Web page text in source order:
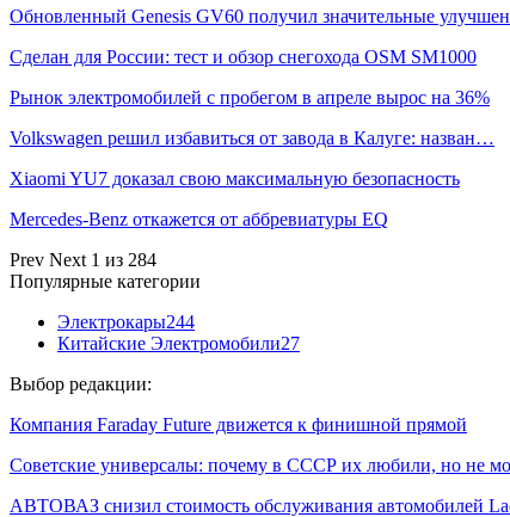
Обновленный Genesis GV60 получил значительные
Сделан для России: тест и обзор снегохода OSM SM1000
Рынок электромобилей с пробегом в апреле вырос на 36%
Volkswagen решил избавиться от завода в Калуге: назван…
Xiaomi YU7 доказал свою максимальную безопасность
Mercedes-Benz откажется от аббревиатуры EQ
Prev Next 1 из 284
Популярные категории
Электрокары244
Китайские Электромобили27
Выбор редакции:
Компания Faraday Future движется к финишной прямой
Советские универсалы: почему в СССР их любили, но не
АВТОВАЗ снизил стоимость обслуживания автомобилей